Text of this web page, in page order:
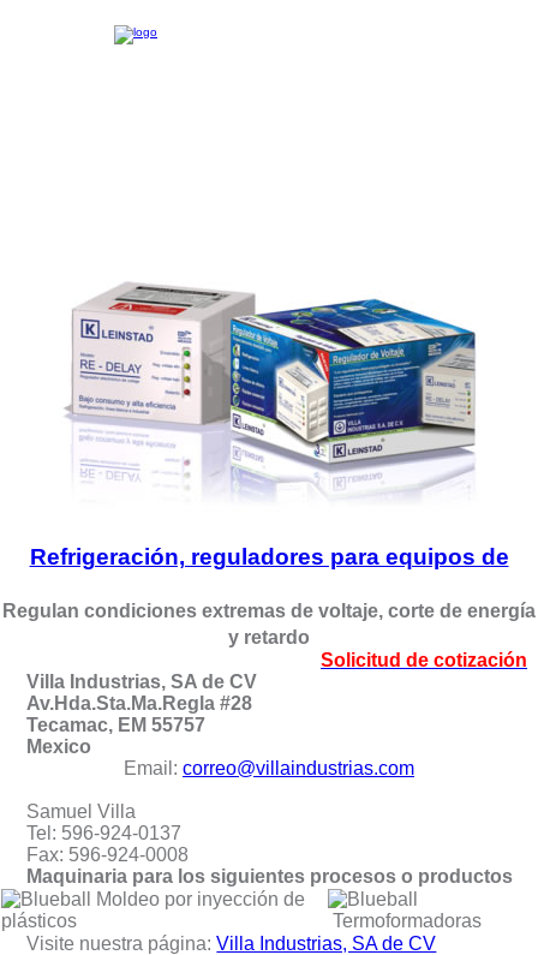
Refrigeración, reguladores para equipos de
Regulan condiciones extremas de voltaje, corte de energía
y retardo
Solicitud de cotización
Villa Industrias, SA de CV
Av.Hda.Sta.Ma.Regla #28
Tecamac, EM 55757
Mexico
Email: correo@villaindustrias.com
Samuel Villa
Tel: 596-924-0137
Fax: 596-924-0008
Maquinaria para los siguientes procesos o productos
Moldeo por inyección de
plásticos
Termoformadoras
Visite nuestra página:Villa Industrias, SA de CV